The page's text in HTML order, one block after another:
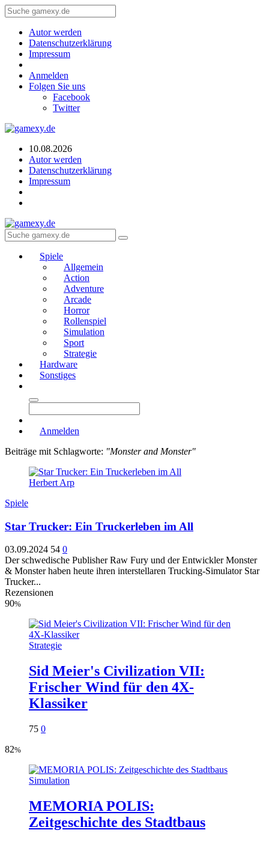
Autor werden
Datenschutzerklärung
Impressum
Anmelden
Folgen Sie uns
Facebook
Twitter
10.08.2026
Autor werden
Datenschutzerklärung
Impressum
Spiele
Allgemein
Action
Adventure
Arcade
Horror
Rollenspiel
Simulation
Sport
Strategie
Hardware
Sonstiges
Anmelden
Beiträge mit Schlagworte: "Monster and Monster"
Herbert Arp
Spiele
Star Trucker: Ein Truckerleben im All
03.09.2024 54 0
Der schwedische Publisher Raw Fury und der Entwickler Monster
& Monster haben heute ihren interstellaren Trucking-Simulator Star
Trucker...
Rezensionen
90%
Strategie
Sid Meier's Civilization VII:
Frischer Wind für den 4X-
Klassiker
75 0
82%
Simulation
MEMORIA POLIS:
Zeitgeschichte des Stadtbaus